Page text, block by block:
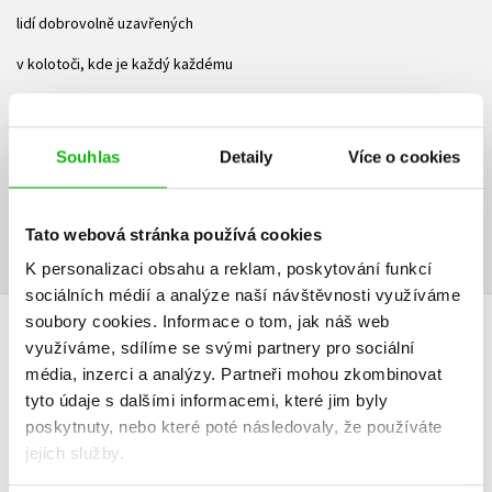
Souhlas Detaily Více o cookies
Tato webová stránka používá cookies
K personalizaci obsahu a reklam, poskytování funkcí
sociálních médií a analýze naší návštěvnosti využíváme
soubory cookies. Informace o tom, jak náš web
využíváme, sdílíme se svými partnery pro sociální
média, inzerci a analýzy. Partneři mohou zkombinovat
tyto údaje s dalšími informacemi, které jim byly
poskytnuty, nebo které poté následovaly, že používáte
jejich služby.
lidí dobrovolně uzavřených
v kolotoči, kde je každý každému
asap není potřeba vysvětlovat, je to kniha
o Vás.
HODNOCENÍ ČTENÁŘŮ
V současné době nejsou vytvořena žádná uživatelská hodnocení.
Vaše hodnocení